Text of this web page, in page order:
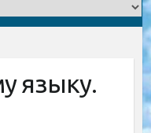
языку.